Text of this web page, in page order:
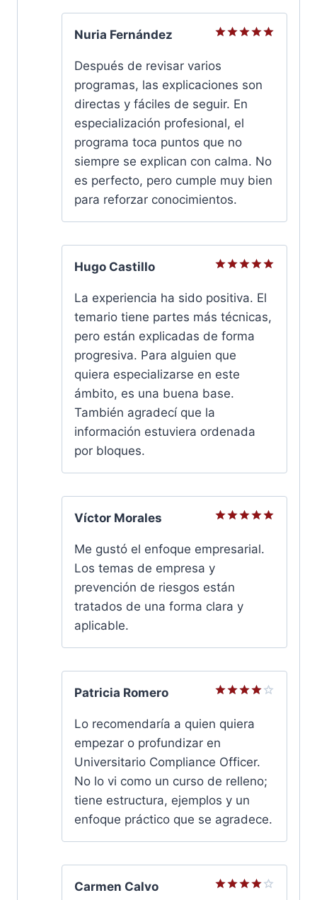
Nuria Fernández
con
5
Después de revisar varios
programas, las explicaciones son
directas y fáciles de seguir. En
especialización profesional, el
programa toca puntos que no
siempre se explican con calma. No
es perfecto, pero cumple muy bien
para reforzar conocimientos.
Hugo Castillo
con5de
5
La experiencia ha sido positiva. El
temario tiene partes más técnicas,
pero están explicadas de forma
progresiva. Para alguien que
quiera especializarse en este
ámbito, es una buena base.
También agradecí que la
información estuviera ordenada
por bloques.
Víctor Morales
con5de
5
Me gustó el enfoque empresarial.
Los temas de empresa y
prevención de riesgos están
tratados de una forma clara y
aplicable.
Patricia Romero
con4
de 5
Lo recomendaría a quien quiera
empezar o profundizar en
Universitario Compliance Officer.
No lo vi como un curso de relleno;
tiene estructura, ejemplos y un
enfoque práctico que se agradece.
Carmen Calvo